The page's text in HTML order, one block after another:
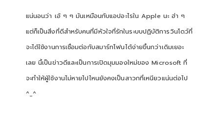
แน่นอนว่า เอ้ ๆ ๆ มันเหมือนกับแอปอะไรใน Apple นะ ฮ่า ๆ
แต่ก็เป็นสิ่งที่ดีสำหรับคนที่มีหัวใจที่รักในระบบปฏิบัติการวินโดว์ที่
จะได้ใช้งานการเชื่อมต่อกับสมาร์ทโฟนได้ง่ายขึ้นกว่าเดิมเยอะ
เลย นี้เป็นข่าวดีและเป็นการเปิดมุมมองใหม่ของ Microsoft ที่
จะทำให้ผู้ใช้งานไม่หายไปไหนยังคงเป็นสาวกที่เหนียวแน่นต่อไป
^_^